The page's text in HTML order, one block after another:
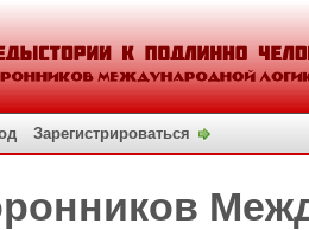
Зарегистрироваться